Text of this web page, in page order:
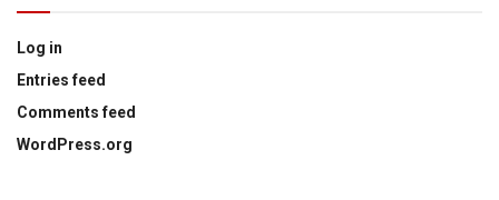
Log in
Entries feed
Comments feed
WordPress.org